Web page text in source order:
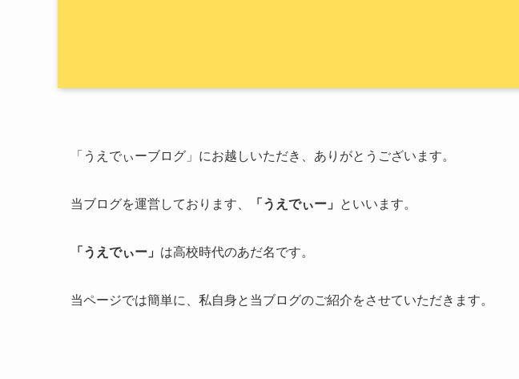
「うえでぃーブログ」にお越しいただき、ありがとうございます。
当ブログを運営しております、 「うえでぃー」 といいます。
「うえでぃー」 は高校時代のあだ名です。
当ページでは簡単に、私自身と当ブログのご紹介をさせていただきます。